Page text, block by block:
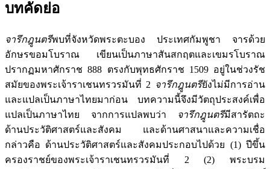
บทคัดย่อ
จารึกฎูนตรีพบที่จังหวัดพระตะบอง ประเทศกัมพูชา จารด้วย
อักษรขอมโบราณ เขียนเป็นภาษาสันสกฤตและเขมรโบราณ
ปรากฏมหาศักราช 888 ตรงกับพุทธศักราช 1509 อยู่ในช่วงรัช
สมัยของพระเจ้าราเชนทรวรมันที่ 2 จารึกฎูนตรียังไม่มีการอ่าน
และแปลเป็นภาษาไทยมาก่อน บทความนี้จึงมีวัตถุประสงค์เพื่อ
แปลเป็นภาษาไทย จากการแปลพบว่า
จารึกฎูนตรีมีสารัตถะ
ด้านประวัติศาสตร์และสังคม และด้านศาสนาและความเชื่อ
กล่าวคือ ด้านประวัติศาสตร์และสังคมประกอบไปด้วย (1) ปีขึ้น
ครองราชย์ของพระเจ้าราเชนทรวรมันที่ 2 (2) พระบรม